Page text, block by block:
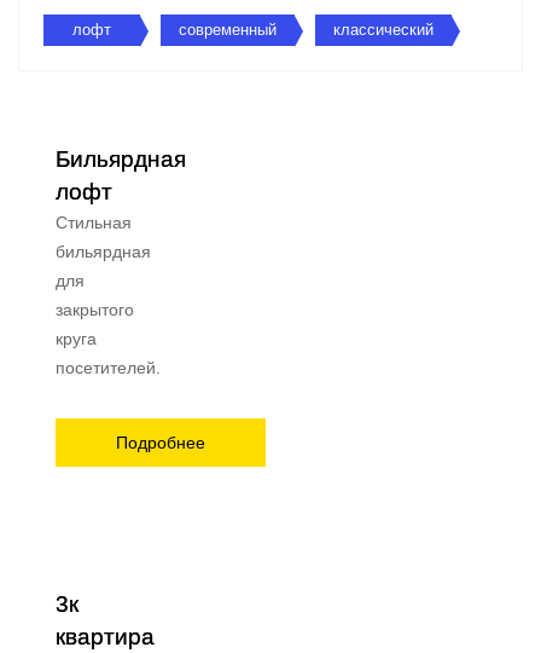
Новогоднее освещение и декор
Электроустановка
Лампы
Волшебные скидки до 70%
Новинки
Доставка и оплата Дизайнерам
лофт современный классический
Бильярдная
лофт
Стильная
бильярдная
для
закрытого
круга
посетителей.
Подробнее
3к
квартира